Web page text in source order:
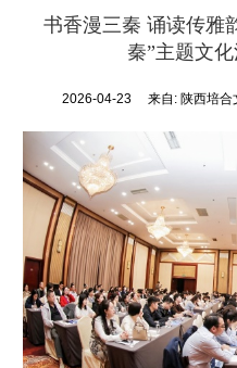
书香漫三秦 诵读传
秦”主题文
2026-04-23 来自: 陕西培合